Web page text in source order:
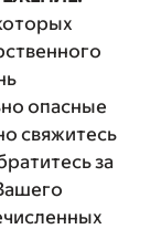
опасные
свяжитесь
за